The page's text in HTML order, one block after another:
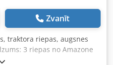
Zvanīt
traktora riepas, augsnes
3 riepas no Amazone
Ø 40 mm - Izmērs: Ø